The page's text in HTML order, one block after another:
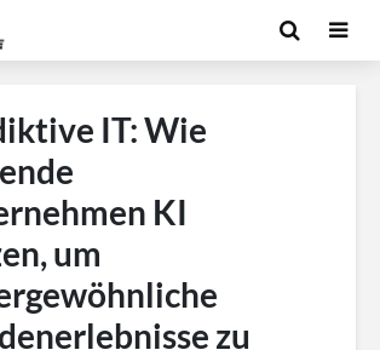
IT: Wie
KI
um
zu